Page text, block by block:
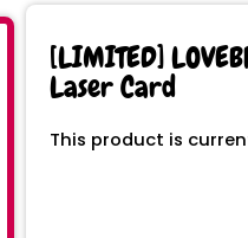
[LIMITED]
Laser Card
This product is